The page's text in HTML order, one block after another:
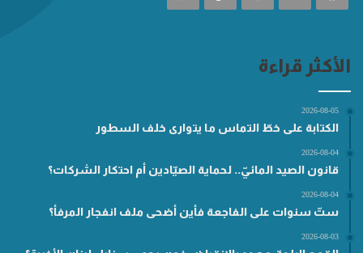
الأكثر قراءة
2026-08-05
الكتابة على خطّ التماس ما يتوارى خلف السطور
2026-08-04
قانون الصيد المائيّ.. لحماية الصيّادين أم احتكار الشركات؟
2026-08-04
ستّ سنوات على الفاجعة فأين أضحى ملف انفجار المرفأ؟
2026-08-03